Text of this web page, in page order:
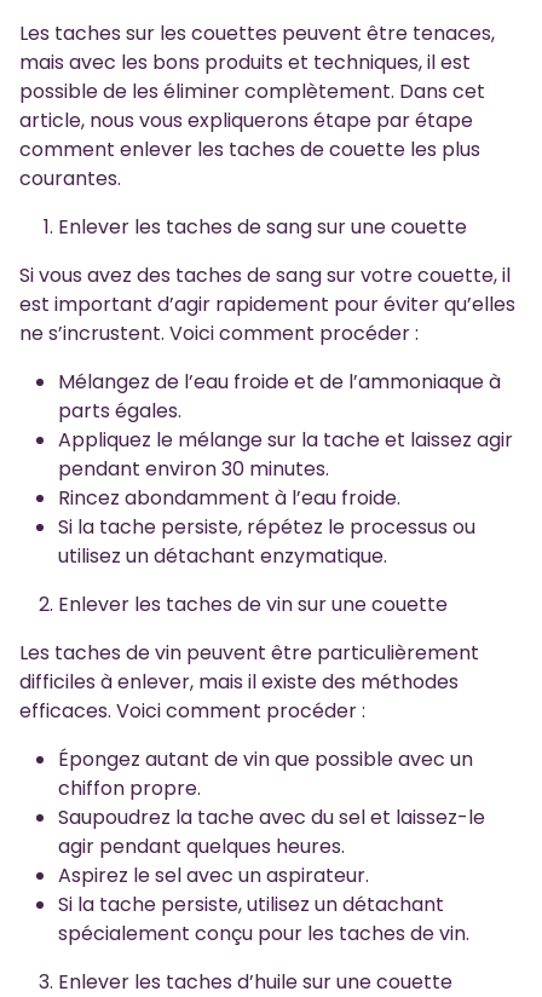
Les taches sur les couettes peuvent être tenaces,
mais avec les bons produits et techniques, il est
possible de les éliminer complètement. Dans cet
article, nous vous expliquerons étape par étape
comment enlever les taches de couette les plus
courantes.
Enlever les taches de sang sur une couette
Si vous avez des taches de sang sur votre couette, il
est important d’agir rapidement pour éviter qu’elles
ne s’incrustent. Voici comment procéder :
Mélangez de l’eau froide et de l’ammoniaque à
parts égales.
Appliquez le mélange sur la tache et laissez agir
pendant environ 30 minutes.
Rincez abondamment à l’eau froide.
Si la tache persiste, répétez le processus ou
utilisez un détachant enzymatique.
Enlever les taches de vin sur une couette
Les taches de vin peuvent être particulièrement
difficiles à enlever, mais il existe des méthodes
efficaces. Voici comment procéder :
Épongez autant de vin que possible avec un
chiffon propre.
Saupoudrez la tache avec du sel et laissez-le
agir pendant quelques heures.
Aspirez le sel avec un aspirateur.
Si la tache persiste, utilisez un détachant
spécialement conçu pour les taches de vin.
Enlever les taches d’huile sur une couette